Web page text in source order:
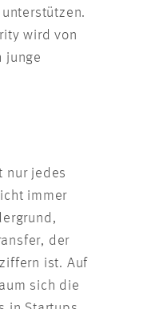
wird von
junge
nur jedes
immer
der
ist. Auf
sich die